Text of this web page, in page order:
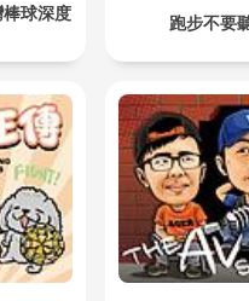
球深度
跑步不要